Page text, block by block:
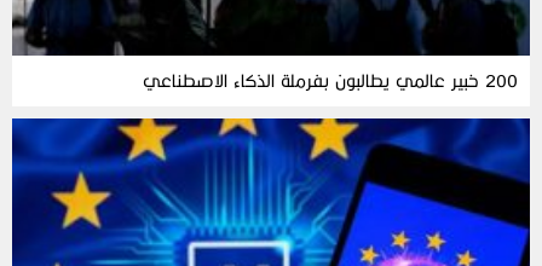
200 خبير عالمي يطالبون بفرملة الذكاء الاصطناعي